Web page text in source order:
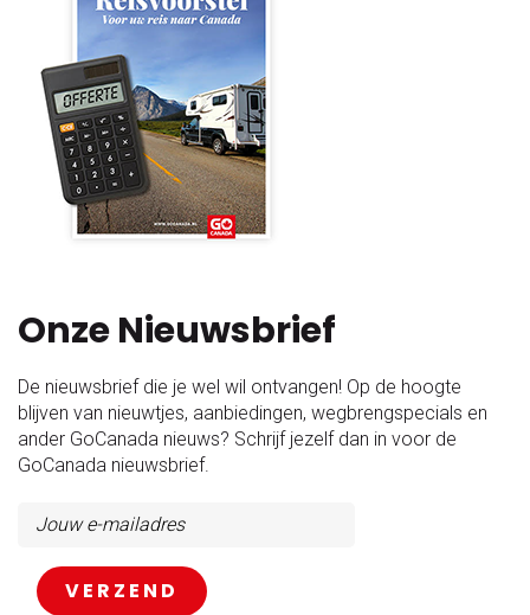
Onze Nieuwsbrief
De nieuwsbrief die je wel wil ontvangen! Op de hoogte
blijven van nieuwtjes, aanbiedingen, wegbrengspecials en
ander GoCanada nieuws? Schrijf jezelf dan in voor de
GoCanada nieuwsbrief.